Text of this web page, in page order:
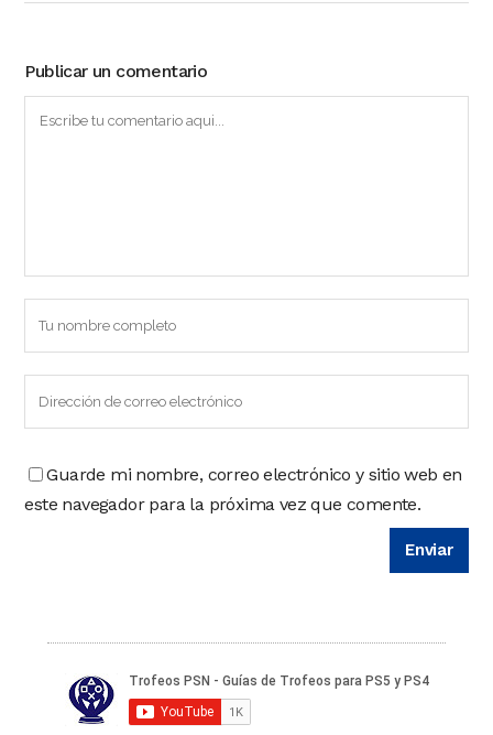
Publicar un comentario
Guarde mi nombre, correo electrónico y sitio web en
este navegador para la próxima vez que comente.